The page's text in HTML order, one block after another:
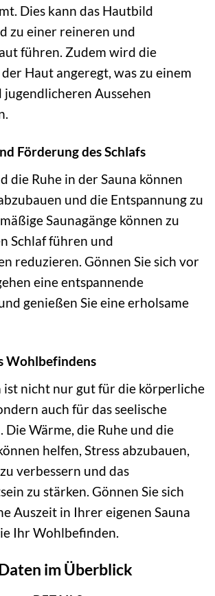
Dies kann das Hautbild
zu einer reineren und
führen. Zudem wird die
Haut angeregt, was zu einem
Aussehen
Förderung des Schlafs
die Ruhe in der Sauna können
und die Entspannung zu
Saunagänge können zu
Schlaf führen und
reduzieren. Gönnen Sie sich vor
eine entspannende
genießen Sie eine erholsame
Wohlbefindens
ist nicht nur gut für die körperliche
auch für das seelische
Wärme, die Ruhe und die
helfen, Stress abzubauen,
verbessern und das
zu stärken. Gönnen Sie sich
Auszeit in Ihrer eigenen Sauna
Ihr Wohlbefinden.
im Überblick